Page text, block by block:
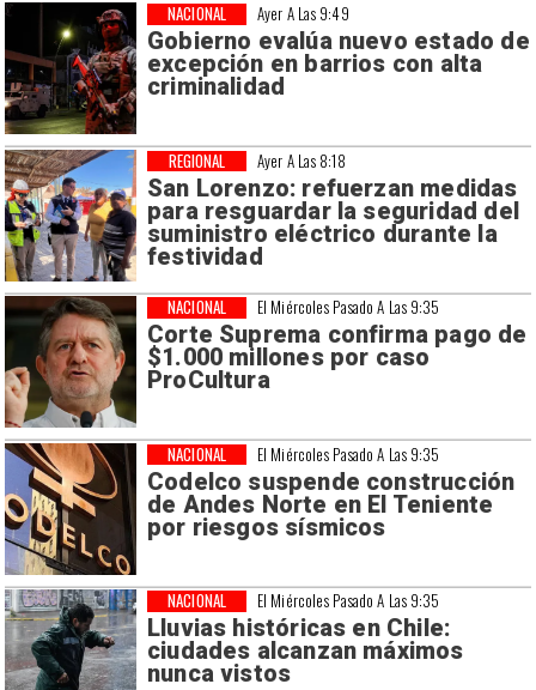
Ayer A Las 9:49
Gobierno evalúa nuevo estado de
excepción en barrios con alta
criminalidad
NACIONAL
Ayer A Las 8:18
San Lorenzo: refuerzan medidas
para resguardar la seguridad del
suministro eléctrico durante la
festividad
REGIONAL
El Miércoles Pasado A Las 9:35
Corte Suprema confirma pago de
$1.000 millones por caso
ProCultura
NACIONAL
El Miércoles Pasado A Las 9:35
Codelco suspende construcción
de Andes Norte en El Teniente
por riesgos sísmicos
NACIONAL
El Miércoles Pasado A Las 9:35
Lluvias históricas en Chile:
ciudades alcanzan máximos
nunca vistos
NACIONAL